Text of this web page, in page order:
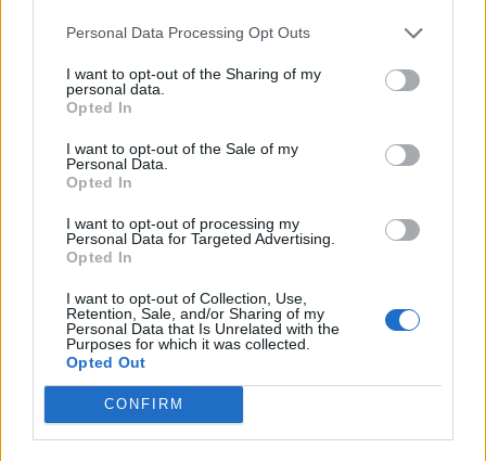
Personal Data Processing Opt Outs
I want to opt-out of the Sharing of my
personal data.
Opted In
I want to opt-out of the Sale of my
Personal Data.
Opted In
I want to opt-out of processing my
Personal Data for Targeted Advertising.
Opted In
I want to opt-out of Collection, Use,
Retention, Sale, and/or Sharing of my
Personal Data that Is Unrelated with the
Purposes for which it was collected.
Opted Out
CONFIRM
Riepilogo stagione
Entrato 0 - 0%
Infortunato 0 - 0%
Scarica riepilogo